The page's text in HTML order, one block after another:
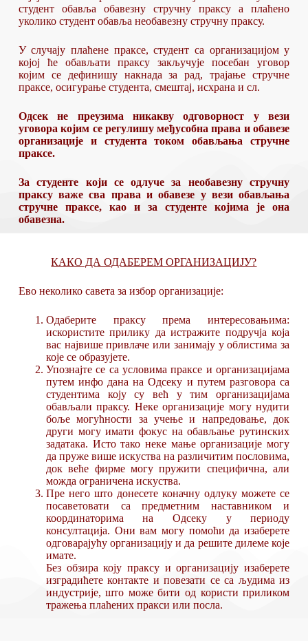
студент обавља обавезну стручну праксу а плаћено
уколико студент обавља необавезну стручну праксу.
У случају плаћене праксе, студент са организацијом у
којој ће обављати праксу закључује посебан уговор
којим се дефинишу накнада за рад, трајање стручне
праксе, осигурање студента, смештај, исхрана и сл.
Одсек не преузима никакву одговорност у вези
уговора којим се регулишу међусобна права и обавезе
организације и студента током обављања стручне
праксе.
За студенте којисе одлуче за необавезну стручну
праксу важе сва права и обавезе у вези обављања
стручне праксе, као и за студенте којима је она
обавезна.
КАКО ДА ОДАБЕРЕМ ОРГАНИЗАЦИЈУ?
Ево неколико савета за избор организације:
Одаберите праксу према интересовањима:
искористите прилику да истражите подручја која
вас највише привлаче или занимају у облистима за
које се образујете.
Упознајте се са условима праксе и организацијама
путем инфо дана на Одсеку и путем разговора са
студентима коју су већ у тим организацијама
обављали праксу. Неке организације могу нудити
боље могућности за учење и напредовање, док
други могу имати фокус на обављање рутинских
задатака. Исто тако неке мање организације могу
да пруже више искуства на различитим пословима,
док веће фирме могу пружити специфична, али
можда ограничена искуства.
Пре него што донесете коначну одлуку можете се
посаветовати са предметним наставником и
координаторима на Одсеку у периоду
консултација. Они вам могу помоћи да изаберете
одговарајућу организацију и да решите дилеме које
имате.
Без обзира коју праксу и организацију изаберете
изградићете контакте и повезати се са људима из
индустрије, што може бити од користи приликом
тражења плаћених пракси или посла.